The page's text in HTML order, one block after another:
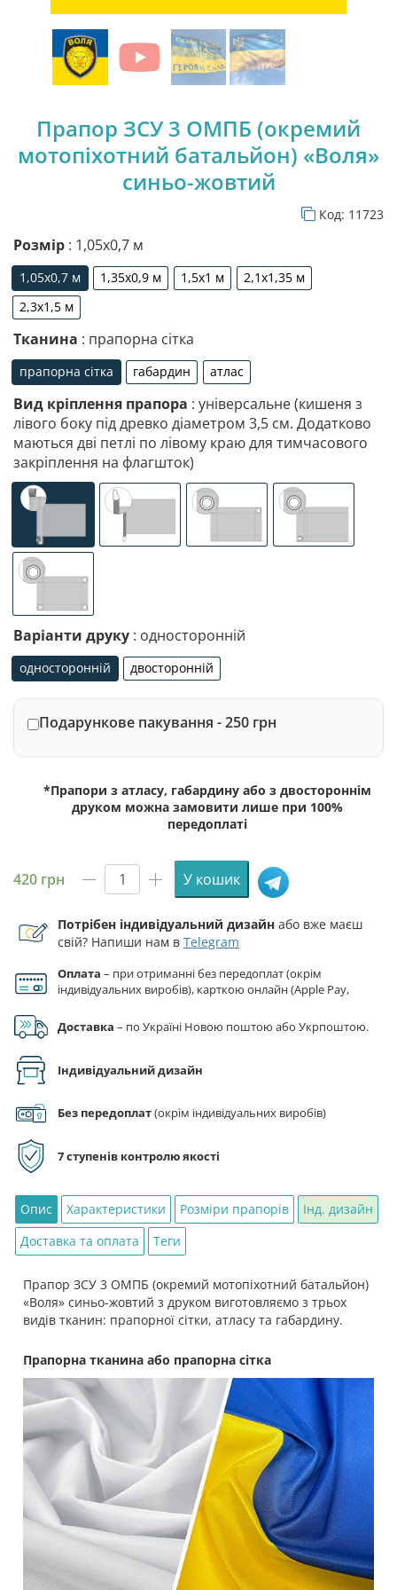
Прапор ЗСУ 3 ОМПБ (окремий
мотопіхотний батальйон) «Воля»
синьо-жовтий
Код: 11723
Розмір : 1,05х0,7 м
1,05х0,7 м
1,05х0,7 м
1,35х0,9 м
1,35х0,9 м
1,5х1 м
1,5х1 м
2,1х1,35 м
2,1х1,35 м
2,3х1,5 м
2,3х1,5 м
Тканина : прапорна сітка
прапорна сітка
прапорна сітка
габардин
габардин
атлас
атлас
Вид кріплення прапора : універсальне (кишеня з
лівого боку під древко діаметром 3,5 см. Додатково
маються дві петлі по лівому краю для тимчасового
закріплення на флагшток)
Варіанти друку : односторонній
односторонній
односторонній
двосторонній
двосторонній
Подарункове пакування - 250 грн
*Прапори з атласу, габардину або з двостороннім
друком можна замовити лише при 100%
передоплаті
420 грн
Прапор
3
ОМПБ
(окремий
мотопіхотний
«Воля»
жовтий
кількість
У кошик
Потрібен індивідуальний дизайн або вже маєш
свій? Напиши нам в Telegram
Оплата – при отриманні без передоплат (окрім
індивідуальних виробів), карткою онлайн (Apple Pay,
Доставка – по Україні Новою поштою або Укрпоштою.
Індивідуальний дизайн
Без передоплат(окрім індивідуальних виробів)
7 ступенів контролю якості
Опис Характеристики Розміри прапорів
Інд. дизайн
Доставка та оплата
Теги
Прапор ЗСУ 3 ОМПБ (окремий мотопіхотний батальйон)
«Воля» синьо-жовтий з друком виготовляємо з трьох
видів тканин: прапорної сітки, атласу та габардину.
Прапорна тканина або прапорна сітка